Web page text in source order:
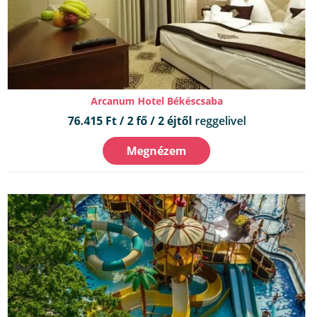
Arcanum Hotel Békéscsaba
76.415 Ft / 2 fő / 2 éjtől reggelivel
Megnézem